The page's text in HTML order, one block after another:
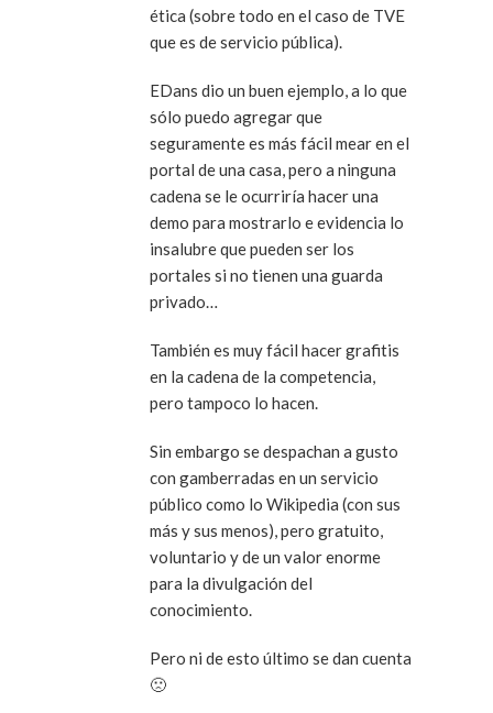
ética (sobre todo en el caso de TVE
que es de servicio pública).
EDans dio un buen ejemplo, a lo que
sólo puedo agregar que
seguramente es más fácil mear en el
portal de una casa, pero a ninguna
cadena se le ocurriría hacer una
demo para mostrarlo e evidencia lo
insalubre que pueden ser los
portales si no tienen una guarda
privado…
También es muy fácil hacer grafitis
en la cadena de la competencia,
pero tampoco lo hacen.
Sin embargo se despachan a gusto
con gamberradas en un servicio
público como lo Wikipedia (con sus
más y sus menos), pero gratuito,
voluntario y de un valor enorme
para la divulgación del
conocimiento.
Pero ni de esto último se dan cuenta
🙁